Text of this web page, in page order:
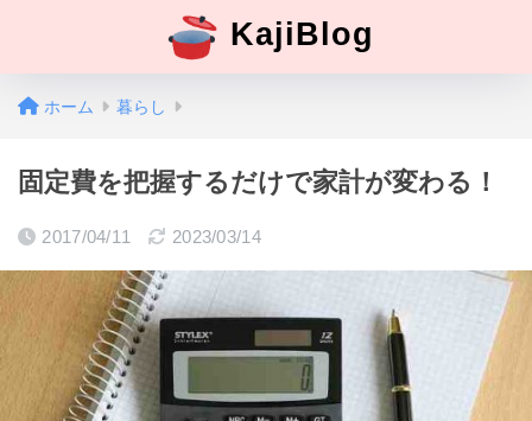
KajiBlog
ホーム 暮らし
固定費を把握するだけで家計が変わる！
2017/04/11 2023/03/14